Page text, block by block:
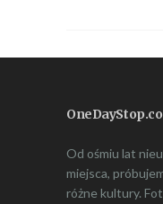
Od ośmiu lat
miejsca,
różne kultury.